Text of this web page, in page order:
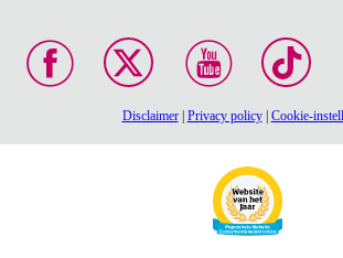
Disclaimer| Privacy policy| Cookie-